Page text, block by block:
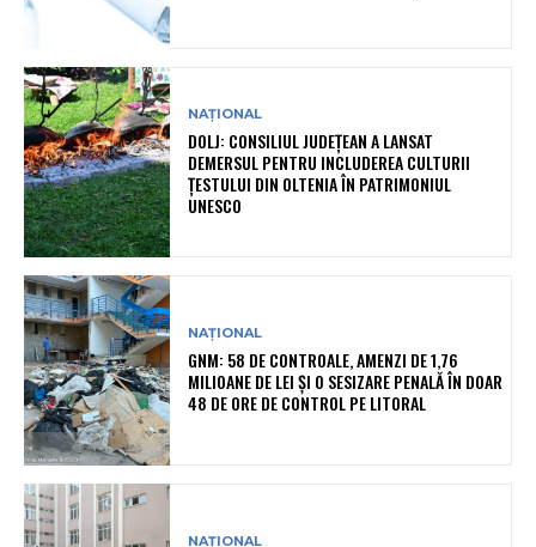
NAȚIONAL
DOLJ: CONSILIUL JUDEȚEAN A LANSAT
DEMERSUL PENTRU INCLUDEREA CULTURII
ȚESTULUI DIN OLTENIA ÎN PATRIMONIUL
UNESCO
NAȚIONAL
GNM: 58 DE CONTROALE, AMENZI DE 1,76
MILIOANE DE LEI ȘI O SESIZARE PENALĂ ÎN DOAR
48 DE ORE DE CONTROL PE LITORAL
NAȚIONAL